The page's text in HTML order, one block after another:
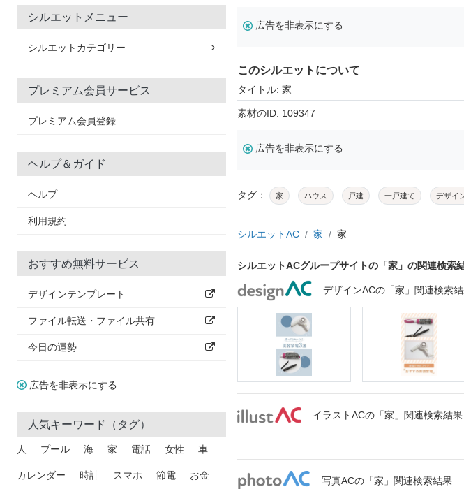
シルエットメニュー
シルエットカテゴリー
プレミアム会員サービス
プレミアム会員登録
ヘルプ＆ガイド
ヘルプ
利用規約
おすすめ無料サービス
デザインテンプレート
ファイル転送・ファイル共有
今日の運勢
広告を非表示にする
人気キーワード（タグ）
人 プール 海 家 電話 女性 車
カレンダー 時計 スマホ 節電 お金
広告を非表示にする
このシルエットについて
タイトル: 家
素材のID: 109347
広告を非表示にする
タグ： 家 ハウス 戸建 一戸建て デザイ
シルエットAC 家 家
シルエットACグループサイトの「家」の関連検索
デザインACの「家」関連検索
イラストACの「家」関連検索結果
写真ACの「家」関連検索結果